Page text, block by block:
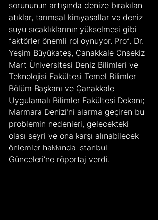
sorununun artışında denize bırakılan
atıklar, tarımsal kimyasallar ve deniz
suyu sıcaklıklarının yükselmesi gibi
faktörler önemli rol oynuyor. Prof. Dr.
Yeşim Büyükateş, Çanakkale Onsekiz
Mart Üniversitesi Deniz Bilimleri ve
Teknolojisi Fakültesi Temel Bilimler
Bölüm Başkanı ve Çanakkale
Uygulamalı Bilimler Fakültesi Dekanı;
Marmara Denizi’ni alarma geçiren bu
problemin nedenleri, gelecekteki
olası seyri ve ona karşı alınabilecek
önlemler hakkında İstanbul
Günceleri’ne röportaj verdi.